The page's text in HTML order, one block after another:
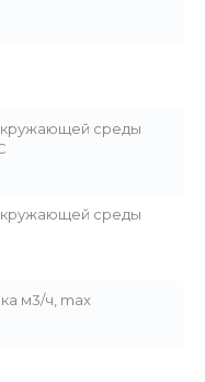
среды
среды
м3/ч, max